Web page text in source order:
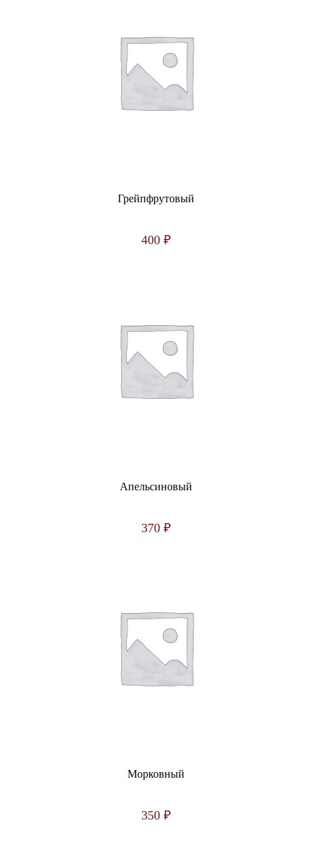
Грейпфрутовый
400 ₽
Апельсиновый
370 ₽
Морковный
350 ₽